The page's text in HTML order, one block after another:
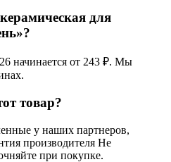
для
начинается от 243 ₽. Мы
товар?
у наших партнеров,
производителя Не
при покупке.